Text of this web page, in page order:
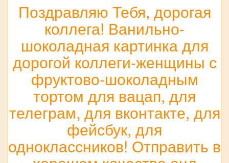
Поздравляю Тебя, дорогая
коллега! Ванильно-
шоколадная картинка для
дорогой коллеги-женщины с
фруктово-шоколадным
тортом для вацап, для
телеграм, для вконтакте, для
фейсбук, для
одноклассников! Отправить в